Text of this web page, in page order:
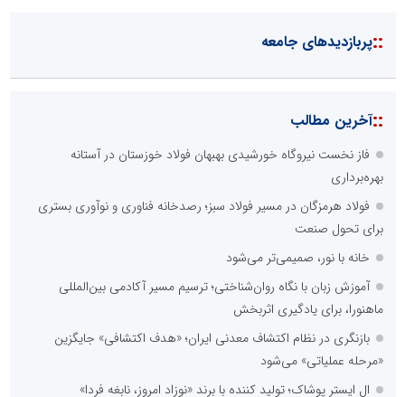
::پربازدیدهای جامعه
::آخرین مطالب
فاز نخست نیروگاه خورشیدی بهبهان فولاد خوزستان در آستانه
بهره‌برداری
فولاد هرمزگان در مسیر فولاد سبز؛ رصدخانه فناوری و نوآوری بستری
برای تحول صنعت
خانه با نور، صمیمی‌تر می‌شود
آموزش زبان با نگاه روان‌شناختی؛ ترسیم مسیر آکادمی بین‌المللی
ماهنورا، برای یادگیری اثربخش
بازنگری در نظام اکتشاف معدنی ایران؛ «هدف اکتشافی» جایگزین
«مرحله عملیاتی» می‌شود
ال ایستر پوشاک؛ تولید کننده با برند «نوزاد امروز، نابغه فردا»